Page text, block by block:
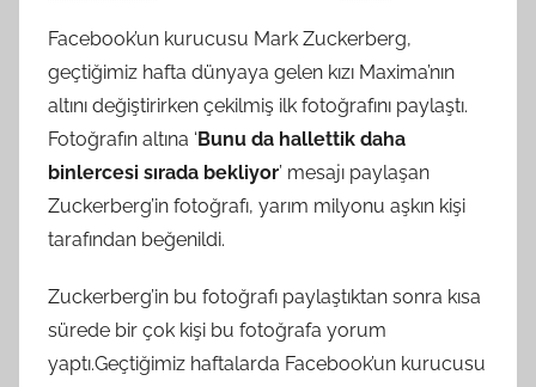
Facebook’un kurucusu Mark Zuckerberg,
geçtiğimiz hafta dünyaya gelen kızı Maxima’nın
altını değiştirirken çekilmiş ilk fotoğrafını paylaştı.
Fotoğrafın altına ‘Bunu da hallettik daha
binlercesi sırada bekliyor’ mesajı paylaşan
Zuckerberg’in fotoğrafı, yarım milyonu aşkın kişi
tarafından beğenildi.
Zuckerberg’in bu fotoğrafı paylaştıktan sonra kısa
sürede bir çok kişi bu fotoğrafa yorum
yaptı.Geçtiğimiz haftalarda Facebook’un kurucusu